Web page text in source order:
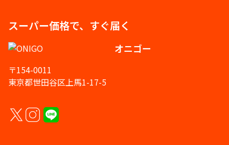
スーパー価格で、すぐ届く
オニゴー
〒154-0011
東京都世田谷区上馬1-17-5